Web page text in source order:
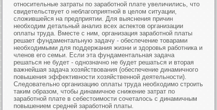
относительные затраты по заработной плате увеличились, что
свидетельствует о неблагоприятной в целом ситуации,
сложившейся на предприятии. Для выяснения причин
необходим детальный анализ всех аспектов организации
оплаты труда. Вместе с ним, организация заработной платы
решает фундаментальную задачу - обеспечение товарами
необходимыми для поддержания жизни и здоровья работника и
членов его семьи. Если эта фундаментальная задача
решаться не будет - однозначно не будет решаться и вторая
важнейшая задача хозяйствования (обеспечение динамичного
повышения эффективности хозяйственной деятельности).
Следовательно организацию оплаты труда необходимо строить
таким образом, чтобы динамичное снижение затрат по
заработной плате в себестоимости сочеталось с динамичным
повышением средней заработной платы.